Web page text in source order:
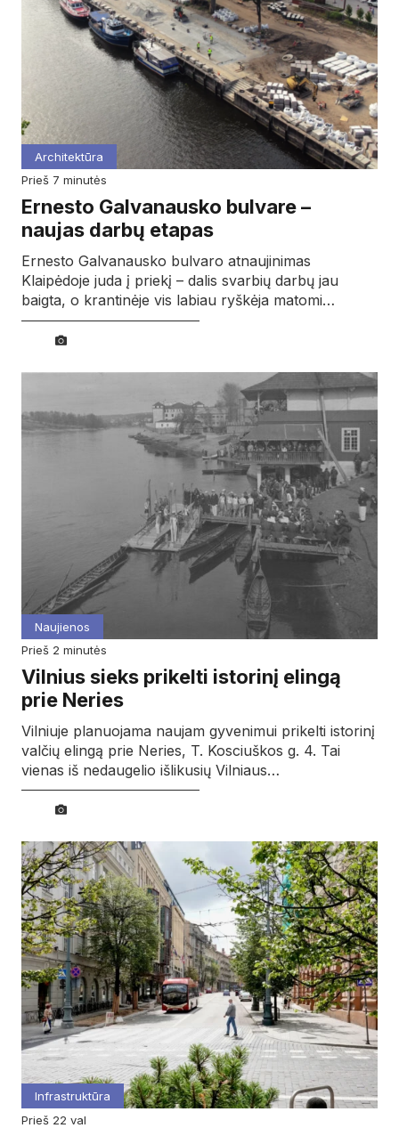
Architektūra
prieš 7 minutės
Ernesto Galvanausko bulvare –
naujas darbų etapas
Ernesto Galvanausko bulvaro atnaujinimas
Klaipėdoje juda į priekį – dalis svarbių darbų jau
baigta, o krantinėje vis labiau ryškėja matomi…
Naujienos
prieš 2 minutės
Vilnius sieks prikelti istorinį elingą
prie Neries
Vilniuje planuojama naujam gyvenimui prikelti istorinį
valčių elingą prie Neries, T. Kosciuškos g. 4. Tai
vienas iš nedaugelio išlikusių Vilniaus…
Infrastruktūra
prieš 22 val